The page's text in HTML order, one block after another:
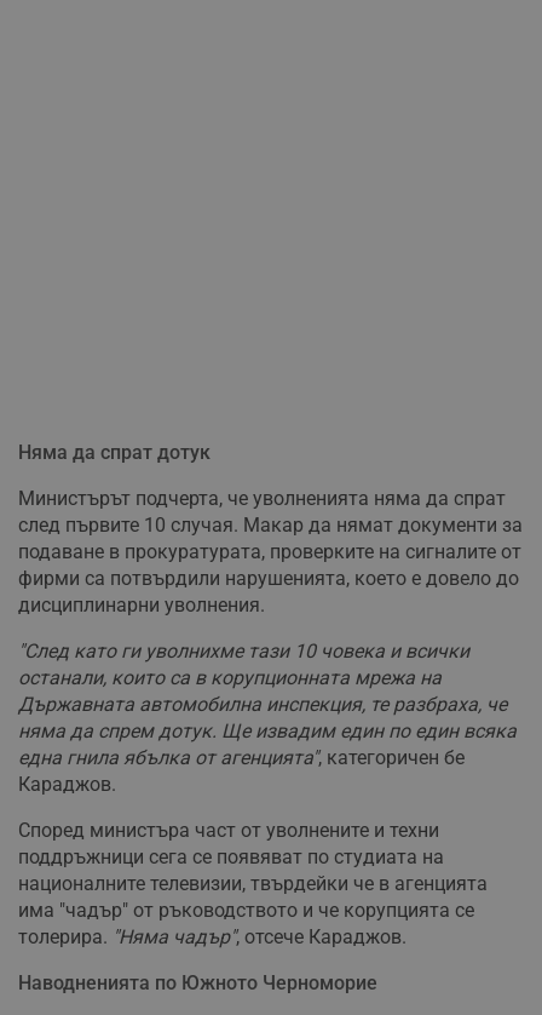
Няма да спрат дотук
Министърът подчерта, че уволненията няма да спрат
след първите 10 случая. Макар да нямат документи за
подаване в прокуратурата, проверките на сигналите от
фирми са потвърдили нарушенията, което е довело до
дисциплинарни уволнения.
"След като ги уволнихме тази 10 човека и всички
останали, които са в корупционната мрежа на
Държавната автомобилна инспекция, те разбраха, че
няма да спрем дотук. Ще извадим един по един всяка
една гнила ябълка от агенцията", категоричен бе
Караджов.
Според министъра част от уволнените и техни
поддръжници сега се появяват по студиата на
националните телевизии, твърдейки че в агенцията
има "чадър" от ръководството и че корупцията се
толерира. "Няма чадър", отсече Караджов.
Наводненията по Южното Черноморие